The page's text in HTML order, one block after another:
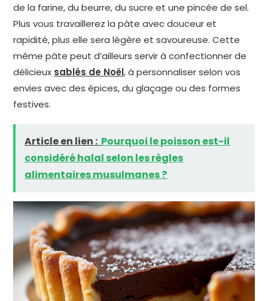
de la farine, du beurre, du sucre et une pincée de sel.
Plus vous travaillerez la pâte avec douceur et
rapidité, plus elle sera légère et savoureuse. Cette
même pâte peut d’ailleurs servir à confectionner de
délicieux sablés de Noël, à personnaliser selon vos
envies avec des épices, du glaçage ou des formes
festives.
Article en lien : Pourquoi le poisson est-il
considéré halal selon les règles
alimentaires musulmanes ?